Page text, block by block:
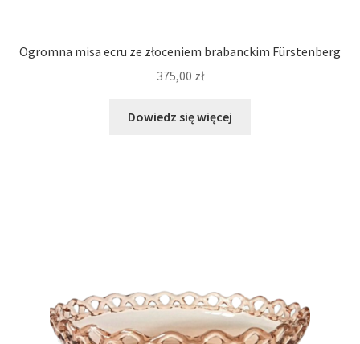
Ogromna misa ecru ze złoceniem brabanckim Fürstenberg
375,00 zł
Dowiedz się więcej